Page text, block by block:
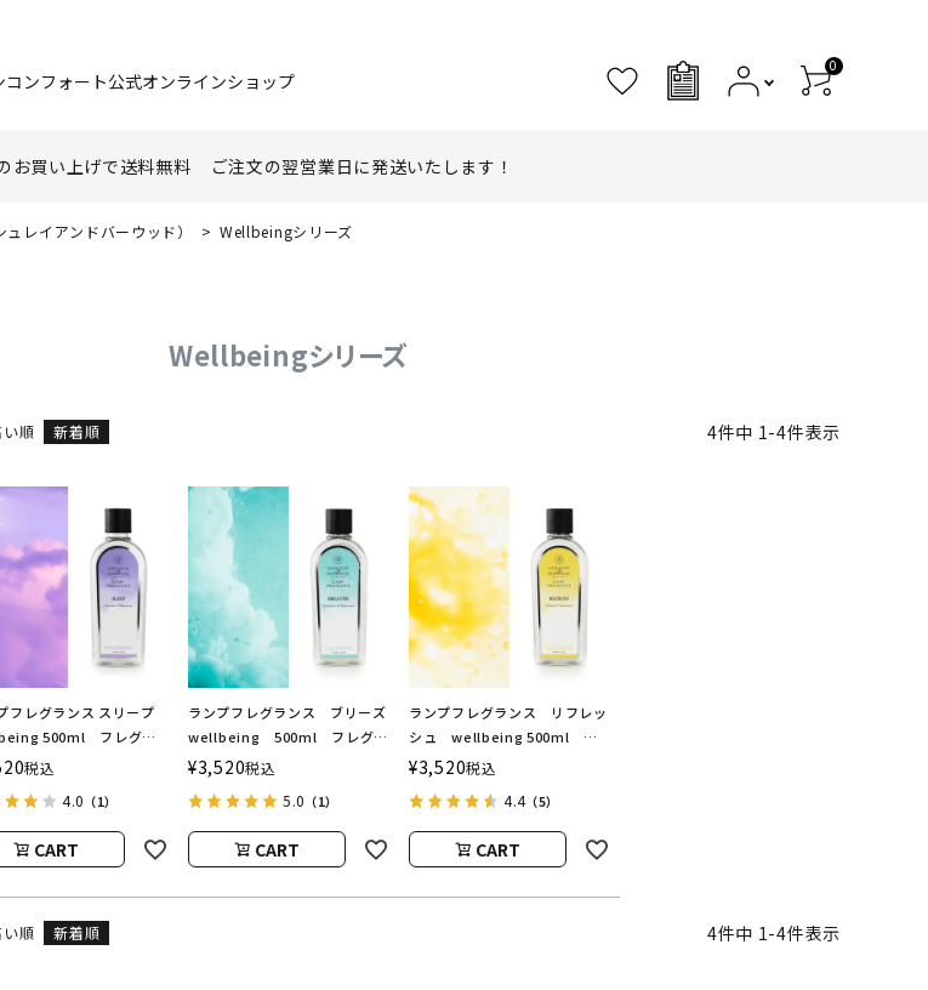
ンフォート公式オンラインショップ
0
お買い上げで送料無料 ご注文の翌営業日に発送いたします！
レイアンドバーウッド） Wellbeingシリーズ
Wellbeingシリーズ
順 新着順 4件中 1-4件表示
フレグランス スリープ
500ml フレグラ
ンプ用オイル
（ア
イアンドバーウッド）
税込
4.0 （1）
CART
ランプフレグランス ブリーズ
wellbeing 500ml フレグラ
ンスランプ用オイル
ASHLEIGH&BURWOOD（ア
シュレイアンドバーウッド）
¥3,520税込
5.0 （1）
CART
ランプフレグランス リフレッ
シュ wellbeing 500ml フ
レグランスランプ用オイル
ASHLEIGH&BURWOOD（ア
シュレイアンドバーウッド）
¥3,520税込
4.4（5）
CART
順 新着順 4件中 1-4件表示